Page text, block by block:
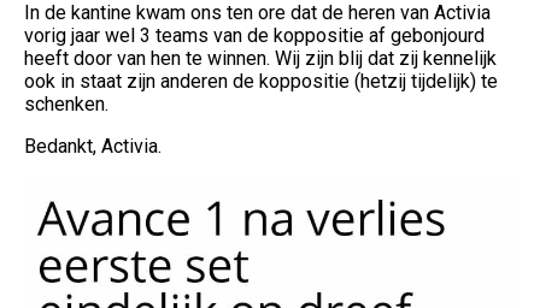
In de kantine kwam ons ten ore dat de heren van Activia
vorig jaar wel 3 teams van de koppositie af gebonjourd
heeft door van hen te winnen. Wij zijn blij dat zij kennelijk
ook in staat zijn anderen de koppositie (hetzij tijdelijk) te
schenken.
Bedankt, Activia.